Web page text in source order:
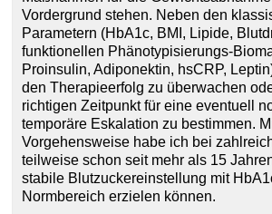
Vordergrund stehen. Neben den
Parametern (HbA1c, BMI, Lipide,
funktionellen Phänotypisierungs-
Proinsulin, Adiponektin, hsCRP,
den Therapieerfolg zu überwachen
richtigen Zeitpunkt für eine eventuell
temporäre Eskalation zu bestimmen.
Vorgehensweise habe ich bei
teilweise schon seit mehr als 15
stabile Blutzuckereinstellung mit
Normbereich erzielen können.